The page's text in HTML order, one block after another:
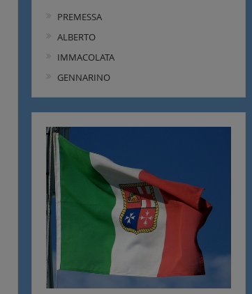
PREMESSA
ALBERTO
IMMACOLATA
GENNARINO